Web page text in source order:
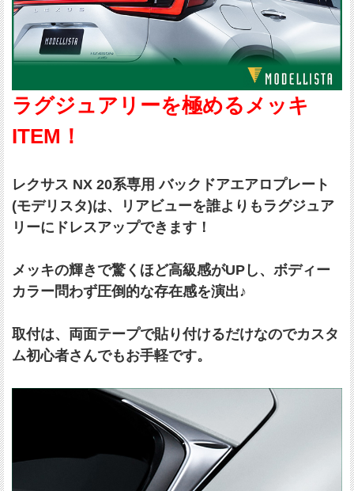
ラグジュアリーを極めるメッキ
ITEM！
レクサス NX 20系専用 バックドアエアロプレート
(モデリスタ)は、リアビューを誰よりもラグジュア
リーにドレスアップできます！
メッキの輝きで驚くほど高級感がUPし、ボディー
カラー問わず圧倒的な存在感を演出♪
取付は、両面テープで貼り付けるだけなのでカスタ
ム初心者さんでもお手軽です。